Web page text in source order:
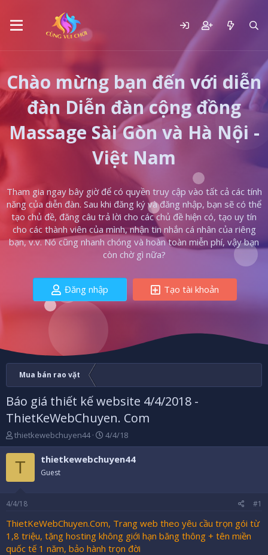
Chào mừng bạn đến với diễn
đàn Diễn đàn cộng đồng
Massage Sài Gòn và Hà Nội -
Việt Nam
Tham gia ngay bây giờ để có quyền truy cập vào tất cả các tính
năng của diễn đàn. Sau khi đăng ký và đăng nhập, bạn sẽ có thể
tạo chủ đề, đăng câu trả lời cho các chủ đề hiện có, tạo uy tín
cho các thành viên của mình, nhận tin nhắn cá nhân của riêng
bạn, v.v. Nó cũng nhanh chóng và hoàn toàn miễn phí, vậy bạn
còn chờ gì nữa?
Đăng nhập Tạo tài khoản
Mua bán rao vặt
Báo giá thiết kế website 4/4/2018 -
ThietKeWebChuyen. Com
B
ắ
t
thietkewebchuyen44
N
g
à
ầ
u
4/4/18
T thietkewebchuyen44
Guest
4/4/18 #1
ThietKeWebChuyen.Com, Trang web theo yêu cầu trọn gói từ
1,8 triệu, tặng hosting không giới hạn băng thông + tên miền
quốc tế 1 năm, bảo hành trọn đời